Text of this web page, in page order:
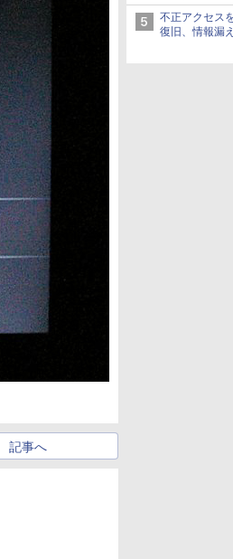
【やじうま
不正アクセス
復旧、情報漏
記事へ